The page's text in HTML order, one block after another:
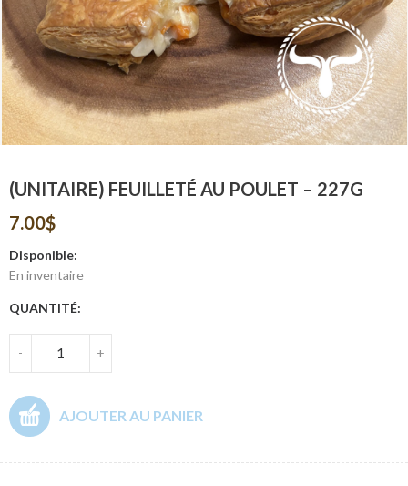
(UNITAIRE) FEUILLETÉ AU POULET – 227G
7.00$
Disponible:
En inventaire
QUANTITÉ:
- +
AJOUTER AU PANIER